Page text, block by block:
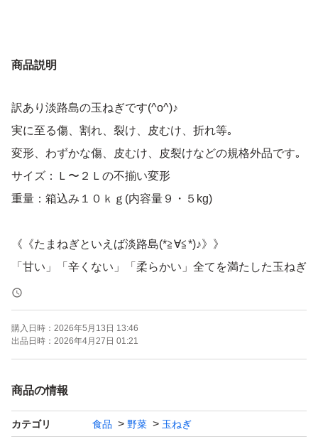
商品説明
訳あり淡路島の玉ねぎです(^o^)♪
実に至る傷、割れ、裂け、皮むけ、折れ等｡
変形、わずかな傷、皮むけ、皮裂けなどの規格外品です｡
サイズ：Ｌ〜２Ｌの不揃い変形
重量：箱込み１０ｋｇ(内容量９・５kg)
《《たまねぎといえば淡路島(*≧∀≦*)♪》》
「甘い」「辛くない」「柔らかい」全てを満たした玉ねぎ
が「淡路産たまねぎ」です(*^o^*)♪
一度乾燥させてコクと旨みを増した淡路のたまねぎは、焼
いて！煮込んで！どんな食べ方でも絶品です(*≧∀≦*)♪
ていきます(^o^)♪
購入日時： 2026年5月13日 13:46
出品日時： 2026年4月27日 01:21
商品の情報
カテゴリ 食品 野菜 玉ねぎ